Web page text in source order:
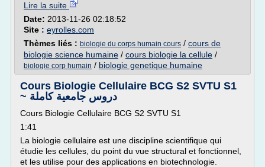
Lire la suite
Date: 2013-11-26 02:18:52
Site : eyrolles.com
Thèmes liés : biologie du corps humain cours / cours de
biologie science humaine / cours biologie la cellule /
biologie corp humain / biologie genetique humaine
Cours Biologie Cellulaire BCG S2 SVTU S1
~ دروس جامعية كاملة
Cours Biologie Cellulaire BCG S2 SVTU S1
1:41
La biologie cellulaire est une discipline scientifique qui
étudie les cellules, du point du vue structural et fonctionnel,
et les utilise pour des applications en biotechnologie.